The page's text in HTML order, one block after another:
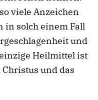
viele Anzeichen
in solch einem Fall
und
Heilmittel ist
und das